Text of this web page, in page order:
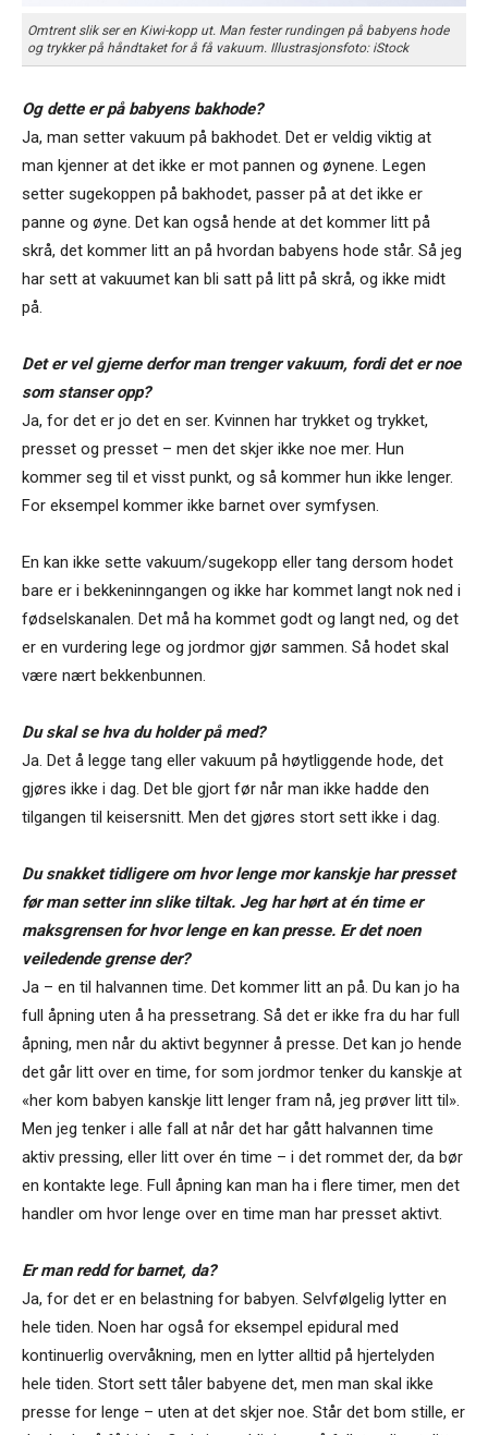
Omtrent slik ser en Kiwi-kopp ut. Man fester rundingen på babyens hode
og trykker på håndtaket for å få vakuum. Illustrasjonsfoto: iStock
Og dette er på babyens bakhode?
Ja, man setter vakuum på bakhodet. Det er veldig viktig at
man kjenner at det ikke er mot pannen og øynene. Legen
setter sugekoppen på bakhodet, passer på at det ikke er
panne og øyne. Det kan også hende at det kommer litt på
skrå, det kommer litt an på hvordan babyens hode står. Så jeg
har sett at vakuumet kan bli satt på litt på skrå, og ikke midt
på.
Det er vel gjerne derfor man trenger vakuum, fordi det er noe
som stanser opp?
Ja, for det er jo det en ser. Kvinnen har trykket og trykket,
presset og presset – men det skjer ikke noe mer. Hun
kommer seg til et visst punkt, og så kommer hun ikke lenger.
For eksempel kommer ikke barnet over symfysen.
En kan ikke sette vakuum/sugekopp eller tang dersom hodet
bare er i bekkeninngangen og ikke har kommet langt nok ned i
fødselskanalen. Det må ha kommet godt og langt ned, og det
er en vurdering lege og jordmor gjør sammen. Så hodet skal
være nært bekkenbunnen.
Du skal se hva du holder på med?
Ja. Det å legge tang eller vakuum på høytliggende hode, det
gjøres ikke i dag. Det ble gjort før når man ikke hadde den
tilgangen til keisersnitt. Men det gjøres stort sett ikke i dag.
Du snakket tidligere om hvor lenge mor kanskje har presset
før man setter inn slike tiltak. Jeg har hørt at én time er
maksgrensen for hvor lenge en kan presse. Er det noen
veiledende grense der?
Ja – en til halvannen time. Det kommer litt an på. Du kan jo ha
full åpning uten å ha pressetrang. Så det er ikke fra du har full
åpning, men når du aktivt begynner å presse. Det kan jo hende
det går litt over en time, for som jordmor tenker du kanskje at
«her kom babyen kanskje litt lenger fram nå, jeg prøver litt til».
Men jeg tenker i alle fall at når det har gått halvannen time
aktiv pressing, eller litt over én time – i det rommet der, da bør
en kontakte lege. Full åpning kan man ha i flere timer, men det
handler om hvor lenge over en time man har presset aktivt.
Er man redd for barnet, da?
Ja, for det er en belastning for babyen. Selvfølgelig lytter en
hele tiden. Noen har også for eksempel epidural med
kontinuerlig overvåkning, men en lytter alltid på hjertelyden
hele tiden. Stort sett tåler babyene det, men man skal ikke
presse for lenge – uten at det skjer noe. Står det bom stille, er